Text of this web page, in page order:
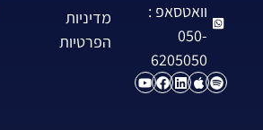
וואטסאפ :
050-
6205050
מדיניות
הפרטיות